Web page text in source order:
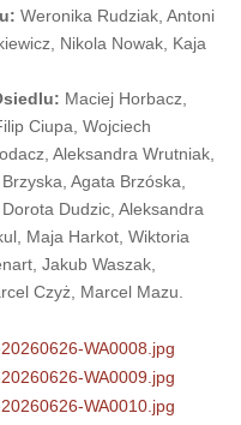
Weronika Rudziak, Antoni
Nikola Nowak, Kaja
Maciej Horbacz,
Ciupa, Wojciech
Aleksandra Wrutniak,
Agata Brzóska,
Dudzic, Aleksandra
Maja Harkot, Wiktoria
Jakub Waszak,
Czyż, Marcel Mazu.